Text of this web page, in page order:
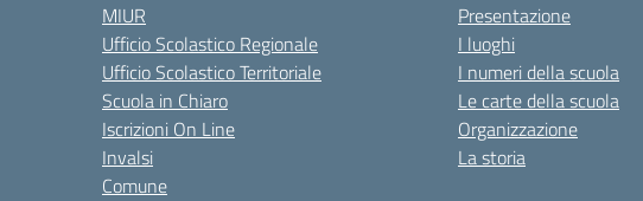
MIUR
Ufficio Scolastico Regionale
Ufficio Scolastico Territoriale
Scuola in Chiaro
Iscrizioni On Line
Invalsi
Comune
Presentazione
I luoghi
I numeri della scuola
Le carte della scuola
Organizzazione
La storia